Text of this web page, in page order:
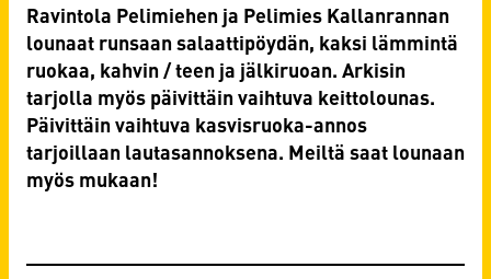
Ravintola Pelimiehen ja Pelimies Kallanrannan
lounaat runsaan salaattipöydän, kaksi lämmintä
ruokaa, kahvin / teen ja jälkiruoan. Arkisin
tarjolla myös päivittäin vaihtuva keittolounas.
Päivittäin vaihtuva kasvisruoka-annos
tarjoillaan lautasannoksena. Meiltä saat lounaan
myös mukaan!